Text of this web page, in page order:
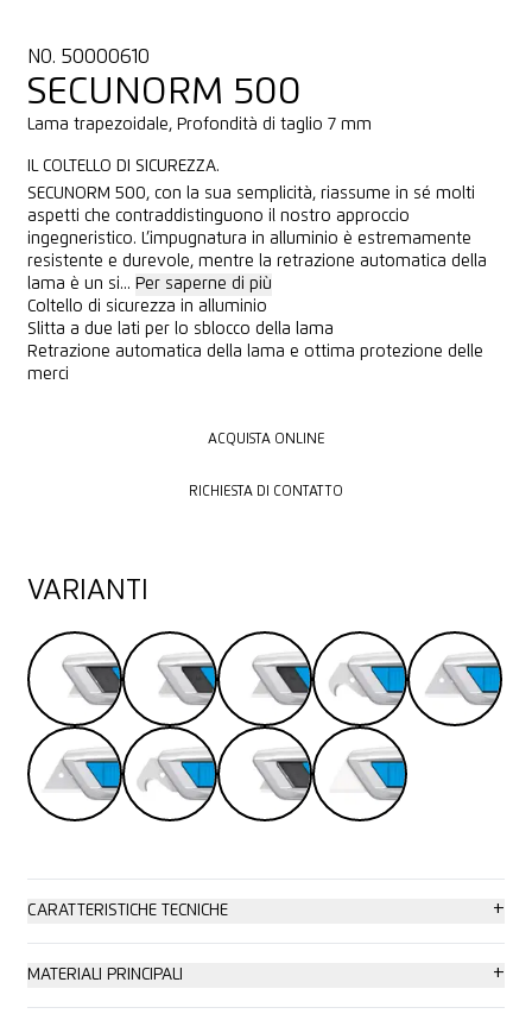
NO. 50000610
SECUNORM 500
Lama trapezoidale, Profondità di taglio 7 mm
IL COLTELLO DI SICUREZZA.
SECUNORM 500, con la sua semplicità, riassume in sé molti
aspetti che contraddistinguono il nostro approccio
ingegneristico. L’impugnatura in alluminio è estremamente
resistente e durevole, mentre la retrazione automatica della
lama è un si... Per saperne di più
Coltello di sicurezza in alluminio
Slitta a due lati per lo sblocco della lama
Retrazione automatica della lama e ottima protezione delle
merci
ACQUISTA ONLINE
RICHIESTA DI CONTATTO
VARIANTI
CARATTERISTICHE TECNICHE +
Elevata sicurezza
MATERIALI PRINCIPALI +